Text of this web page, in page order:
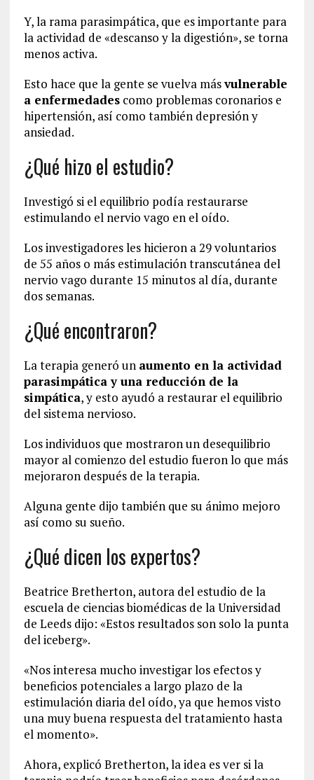
Y, la rama parasimpática, que es importante para
la actividad de «descanso y la digestión», se torna
menos activa.
Esto hace que la gente se vuelva másvulnerable
a enfermedadescomo problemas coronarios e
hipertensión, así como también depresión y
ansiedad.
¿Qué hizo el estudio?
Investigó si el equilibrio podía restaurarse
estimulando el nervio vago en el oído.
Los investigadores les hicieron a 29 voluntarios
de 55 años o más estimulación transcutánea del
nervio vago durante 15 minutos al día, durante
dos semanas.
¿Qué encontraron?
La terapia generó un aumento en la actividad
parasimpáticayuna reducción de la
simpática, y esto ayudó a restaurar el equilibrio
del sistema nervioso.
Los individuos que mostraron un desequilibrio
mayor al comienzo del estudio fueron lo que más
mejoraron después de la terapia.
Alguna gente dijo también que su ánimo mejoro
así como su sueño.
¿Qué dicen los expertos?
Beatrice Bretherton, autora del estudio de la
escuela de ciencias biomédicas de la Universidad
de Leeds dijo: «Estos resultados son solo la punta
del iceberg».
«Nos interesa mucho investigar los efectos y
beneficios potenciales a largo plazo de la
estimulación diaria del oído, ya que hemos visto
una muy buena respuesta del tratamiento hasta
el momento».
Ahora, explicó Bretherton, la idea es ver si la